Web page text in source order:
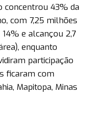
concentrou 43% da
com 7,25 milhões
e alcançou 2,7
enquanto
participação
ficaram com
Mapitopa, Minas